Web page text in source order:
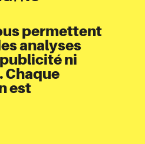
Cédric
permettent
analyses
ni
Chaque
est